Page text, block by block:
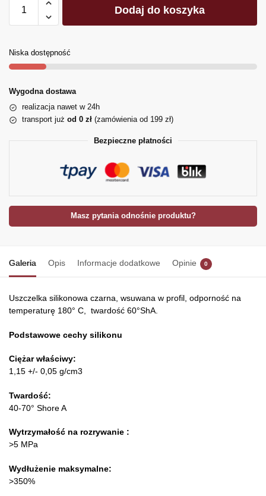
Dodaj do koszyka
Niska dostępność
Wygodna dostawa
realizacja nawet w 24h
transport już od 0 zł (zamówienia od 199 zł)
Bezpieczne płatności
Masz pytania odnośnie produktu?
Galeria Opis Informacje dodatkowe Opinie 0
Uszczelka silikonowa czarna, wsuwana w profil, odporność na
temperaturę 180° C, twardość 60°ShA.
Podstawowe cechy silikonu
Ciężar właściwy:
1,15 +/- 0,05 g/cm3
Twardość:
40-70° Shore A
Wytrzymałość na rozrywanie :
>5 MPa
Wydłużenie maksymalne:
>350%